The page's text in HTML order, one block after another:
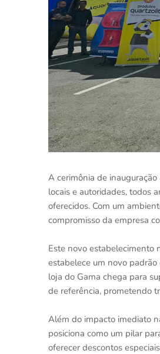
A cerimônia de
locais e autoridades, todos
oferecidos. Com um
compromisso da empresa
Este novo estabelecimento
estabelece um novo
loja do Gama chega para
de referência, prometendo
Além do impacto imediato
posiciona como um pilar
oferecer descontos